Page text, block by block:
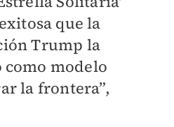
que la
Trump la
como modelo
la frontera”,